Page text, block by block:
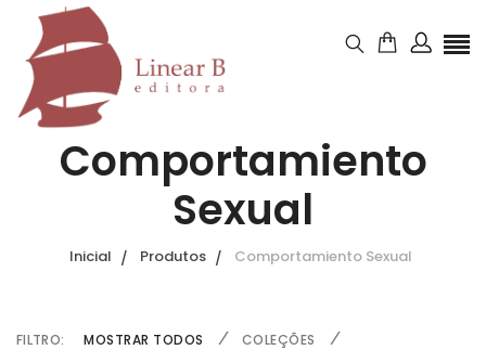
Comportamiento
Sexual
Inicial Produtos Comportamiento Sexual
FILTRO: MOSTRAR TODOS
COLEÇÕES